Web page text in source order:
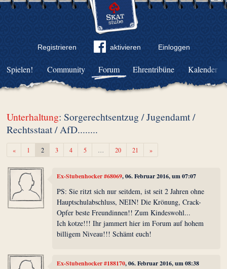
Registrieren aktivieren Einloggen
Community Forum Ehrentribüne Kalender
Spielen!
Unterhaltung: Sorgerechtsentzug / Jugendamt /
Rechtsstaat / AfD........
«Zurück1 2 3 4 5 … 20 21 »Weiter
Ex-Stubenhocker #68069, 06. Februar 2016, um 07:07
PS: Sie ritzt sich nur seitdem, ist seit 2 Jahren ohne
Hauptschulabschluss, NEIN! Die Krönung, Crack-
Opfer beste Freundinnen!! Zum Kindeswohl...
Ich kotze!!! Ihr jammert hier im Forum auf hohem
billigem Niveau!!! Schämt euch!
Ex-Stubenhocker #188170, 06. Februar 2016, um 08:38